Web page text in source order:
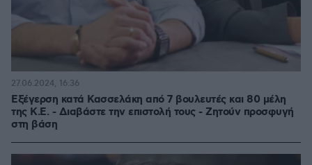
Εξέγερση κατά Κασσελάκη από 7 βουλευτές και 80 μέλη
της Κ.Ε. - Διαβάστε την επιστολή τους - Ζητούν προσφυγή
στη βάση
27.06.2024, 16:36